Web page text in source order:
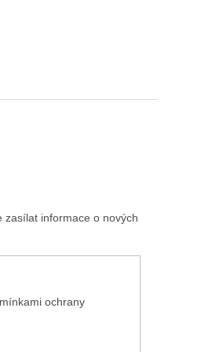
zasílat informace o nových
ochrany